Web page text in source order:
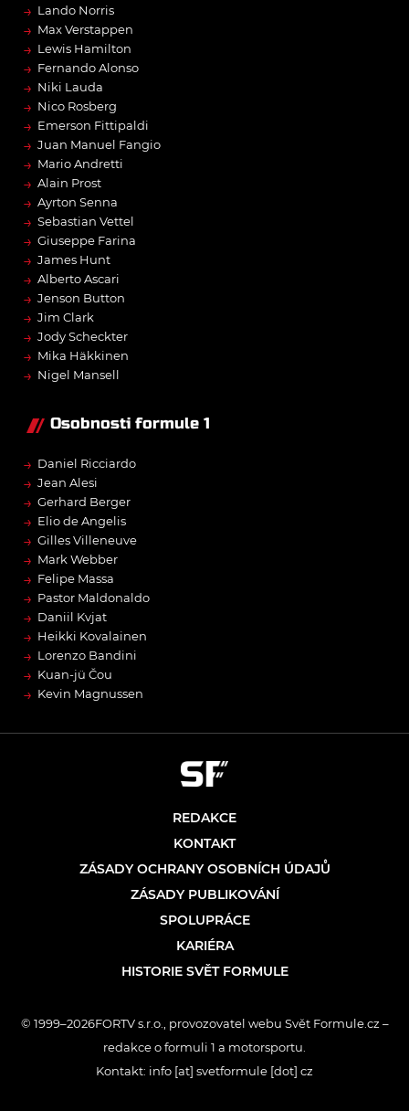
→ Lando Norris
→ Max Verstappen
→ Lewis Hamilton
→ Fernando Alonso
→ Niki Lauda
→ Nico Rosberg
→ Emerson Fittipaldi
→ Juan Manuel Fangio
→ Mario Andretti
→ Alain Prost
→ Ayrton Senna
→ Sebastian Vettel
→ Giuseppe Farina
→ James Hunt
→ Alberto Ascari
→ Jenson Button
→ Jim Clark
→ Jody Scheckter
→ Mika Häkkinen
→ Nigel Mansell
Osobnosti formule 1
→ Daniel Ricciardo
→ Jean Alesi
→ Gerhard Berger
→ Elio de Angelis
→ Gilles Villeneuve
→ Mark Webber
→ Felipe Massa
→ Pastor Maldonaldo
→ Daniil Kvjat
→ Heikki Kovalainen
→ Lorenzo Bandini
→ Kuan-jü Čou
→ Kevin Magnussen
REDAKCE
KONTAKT
ZÁSADY OCHRANY OSOBNÍCH ÚDAJŮ
ZÁSADY PUBLIKOVÁNÍ
SPOLUPRÁCE
KARIÉRA
HISTORIE SVĚT FORMULE
© 1999–2026FORTV s.r.o., provozovatel webu Svět Formule.cz –
redakce o formuli 1 a motorsportu.
Kontakt: info [at] svetformule [dot] cz